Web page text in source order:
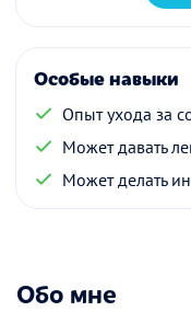
Особые навыки
Опыт ухода за
Может давать
Может делать
Обо мне